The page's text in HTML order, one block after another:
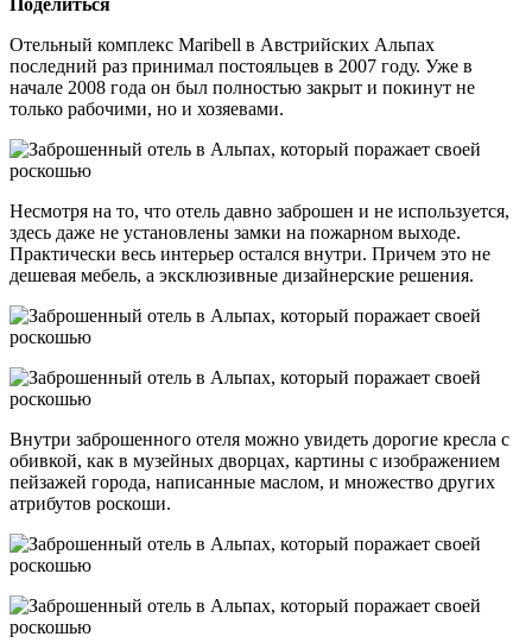
Отельный комплекс Maribell в Австрийских Альпах
последний раз принимал постояльцев в 2007 году. Уже в
начале 2008 года он был полностью закрыт и покинут не
только рабочими, но и хозяевами.
Несмотря на то, что отель давно заброшен и не используется,
здесь даже не установлены замки на пожарном выходе.
Практически весь интерьер остался внутри. Причем это не
дешевая мебель, а эксклюзивные дизайнерские решения.
Внутри заброшенного отеля можно увидеть дорогие кресла с
обивкой, как в музейных дворцах, картины с изображением
пейзажей города, написанные маслом, и множество других
атрибутов роскоши.